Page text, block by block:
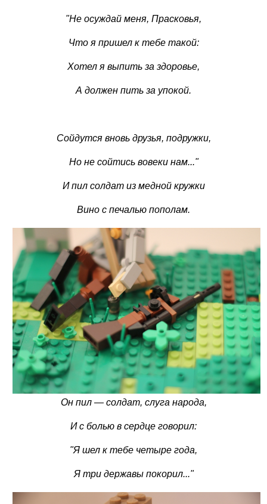
"Не осуждай меня, Прасковья,
Что я пришел к тебе такой:
Хотел я выпить за здоровье,
А должен пить за упокой.
Сойдутся вновь друзья, подружки,
Но не сойтись вовеки нам..."
И пил солдат из медной кружки
Вино с печалью пополам.
Он пил — солдат, слуга народа,
И с болью в сердце говорил:
"Я шел к тебе четыре года,
Я три державы покорил..."